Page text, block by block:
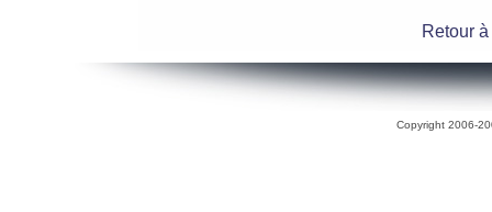
Retour
Copyright 2006-